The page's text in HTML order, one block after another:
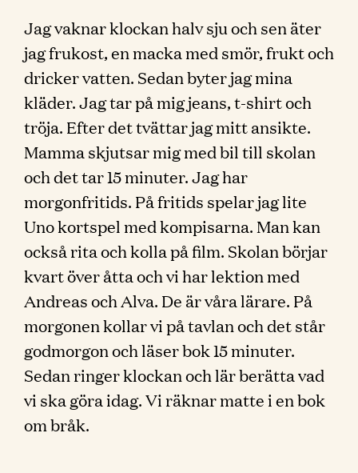
Jag vaknar klockan halv sju och sen äter
jag frukost, en macka med smör, frukt och
dricker vatten. Sedan byter jag mina
kläder. Jag tar på mig jeans, t-shirt och
tröja. Efter det tvättar jag mitt ansikte.
Mamma skjutsar mig med bil till skolan
och det tar 15 minuter. Jag har
morgonfritids. På fritids spelar jag lite
Uno kortspel med kompisarna. Man kan
också rita och kolla på film. Skolan börjar
kvart över åtta och vi har lektion med
Andreas och Alva. De är våra lärare. På
morgonen kollar vi på tavlan och det står
godmorgon och läser bok 15 minuter.
Sedan ringer klockan och lär berätta vad
vi ska göra idag. Vi räknar matte i en bok
om bråk.